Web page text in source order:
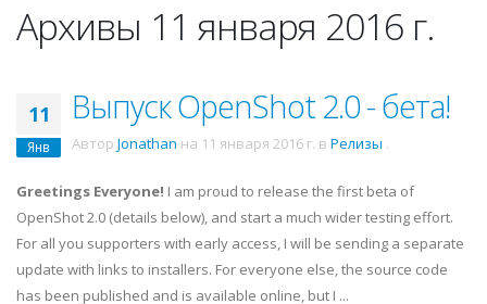
Архивы 11 января 2016 г.
11
Янв
Выпуск OpenShot 2.0 - бета!
Автор Jonathan на 11 января 2016 г. в Релизы .
Greetings Everyone! I am proud to release the first beta of
OpenShot 2.0 (details below), and start a much wider testing effort.
For all you supporters with early access, I will be sending a separate
update with links to installers. For everyone else, the source code
has been published and is available online, but I ...